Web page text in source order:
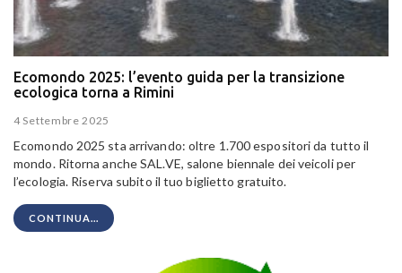
Ecomondo 2025: l’evento guida per la transizione
ecologica torna a Rimini
4 Settembre 2025
Ecomondo 2025 sta arrivando: oltre 1.700 espositori da tutto il
mondo. Ritorna anche SAL.VE, salone biennale dei veicoli per
l’ecologia. Riserva subito il tuo biglietto gratuito.
CONTINUA...